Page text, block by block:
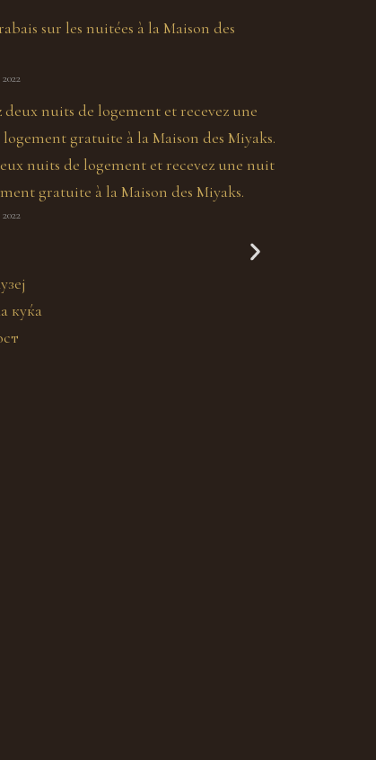
sur les nuitées à la Maison des
nuits de logement et recevez une nuit
gratuite à la Maison des Miyaks.
куќа